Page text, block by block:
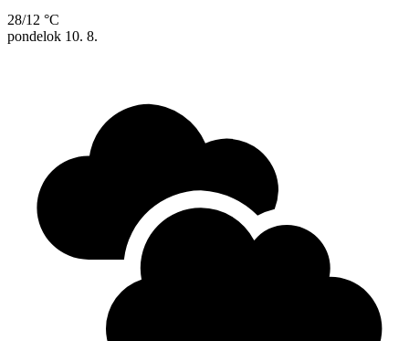
28/12 °C
pondelok 10. 8.